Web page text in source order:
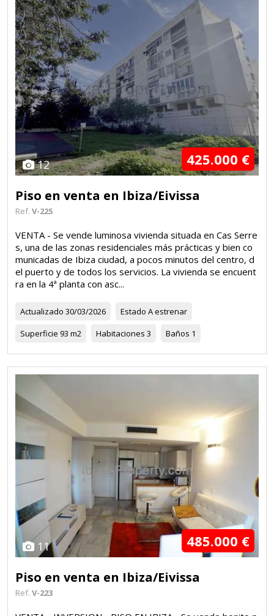
12 425.000 €
Piso en venta en Ibiza/Eivissa
Ref. V-225
VENTA - Se vende luminosa vivienda situada en Cas Serre
s, una de las zonas residenciales más prácticas y bien co
municadas de Ibiza ciudad, a pocos minutos del centro, d
el puerto y de todos los servicios. La vivienda se encuent
ra en la 4ª planta con asc...
Actualizado 30/03/2026 Estado A estrenar
Superficie 93 m2 Habitaciones 3 Baños 1
11 485.000 €
Piso en venta en Ibiza/Eivissa
Ref. V-223